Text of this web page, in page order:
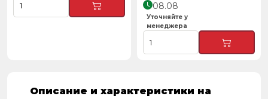
08.08
Уточняйте у
менеджера
Описание и характеристики на